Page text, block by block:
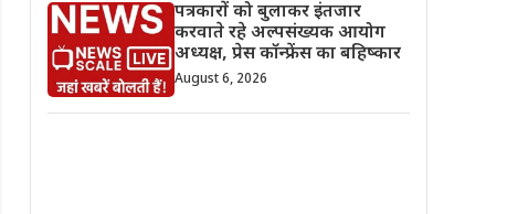
पत्रकारों को बुलाकर इंतजार
करवाते रहे अल्पसंख्यक आयोग
अध्यक्ष, प्रेस कॉन्फ्रेंस का बहिष्कार
August 6, 2026